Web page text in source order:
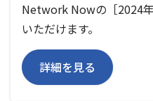
Network Nowの［2024
いただけます。
詳細を見る